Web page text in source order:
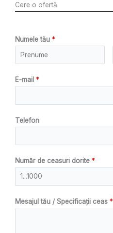
Cere o ofertă
Numele tău*
E-mail*
Telefon
Număr de ceasuri dorite*
Mesajul tău / Specificații ceas*